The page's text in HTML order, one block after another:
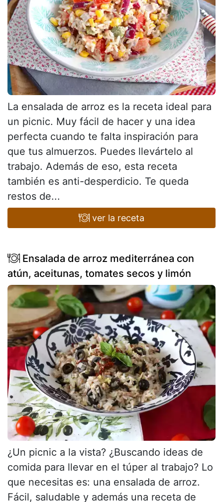
La ensalada de arroz es la receta ideal para
un picnic. Muy fácil de hacer y una idea
perfecta cuando te falta inspiración para
que tus almuerzos. Puedes llevártelo al
trabajo. Además de eso, esta receta
también es anti-desperdicio. Te queda
restos de...
ver la receta
Ensalada de arroz mediterránea con
atún, aceitunas, tomates secos y limón
¿Un picnic a la vista? ¿Buscando ideas de
comida para llevar en el túper al trabajo? Lo
que necesitas es: una ensalada de arroz.
Fácil, saludable y además una receta de